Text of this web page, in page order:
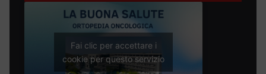
Fai clic per accettare i
cookie per questo servizio